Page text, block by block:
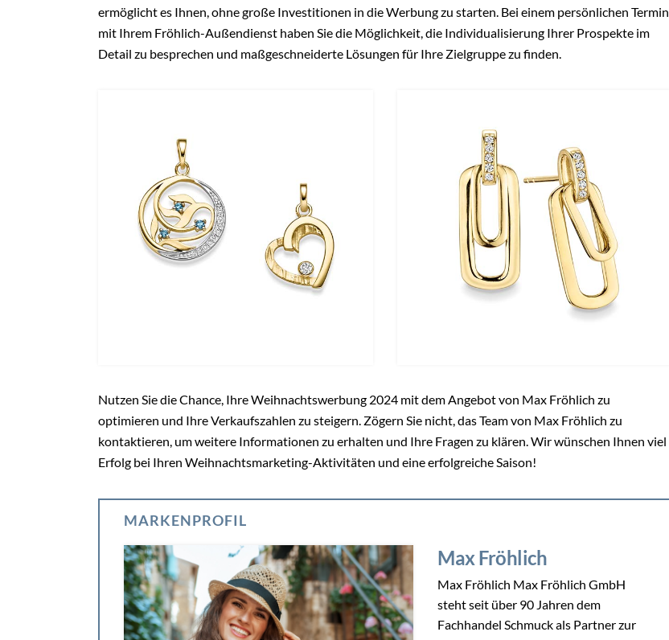
ermöglicht es Ihnen, ohne große Investitionen in die Werbung zu starten. Bei einem persönlichen Termin
mit Ihrem Fröhlich-Außendienst haben Sie die Möglichkeit, die Individualisierung Ihrer Prospekte im
Detail zu besprechen und maßgeschneiderte Lösungen für Ihre Zielgruppe zu finden.
Nutzen Sie die Chance, Ihre Weihnachtswerbung 2024 mit dem Angebot von Max Fröhlich zu
optimieren und Ihre Verkaufszahlen zu steigern. Zögern Sie nicht, das Team von Max Fröhlich zu
kontaktieren, um weitere Informationen zu erhalten und Ihre Fragen zu klären. Wir wünschen Ihnen viel
Erfolg bei Ihren Weihnachtsmarketing-Aktivitäten und eine erfolgreiche Saison!
MARKENPROFIL
Max Fröhlich
Max Fröhlich Max Fröhlich GmbH
steht seit über 90 Jahren dem
Fachhandel Schmuck als Partner zur